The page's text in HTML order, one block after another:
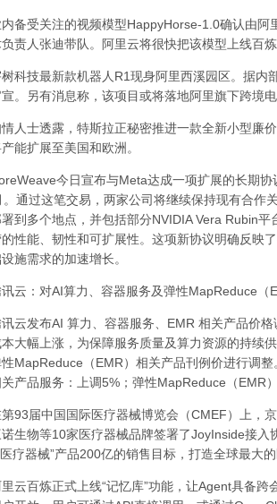
受关注的视频模型HappyHorse-1.0确认由阿
负责人张迪带队。阿里云将很快把该模型上线百
技最新款机器人R1现身阿里西溪园区。据内
。另有消息称，该项目或将落地阿里旗下跨境电
士透露，特斯拉正秘密推进一款全新小型廉
能扩展至美国和欧洲。
今日宣布与Meta达成一项扩展的长期协
。通过这笔交易，两家公司将继续保持现有合作
到多个地点，并包括部分NVIDIA Vera Rubin
性能、韧性和可扩展性。这项新协议明确反映
施需求的加速增长。
：对AI算力、容器服务及弹性MapReduce（
发布AI 算力、容器服务、EMR 相关产品价格
大幅上涨，为保障服务质量及算力资源的持续
MapReduce（EMR）相关产品刊例价进行调
产品服务：上调5%；弹性MapReduce（EMR
届中国国际医疗器械博览会（CMEF）上，京
生物等10家医疗器械品牌签署了JoyInside接
疗器械”产品200亿的销售目标，打造全球最大
百炼正式上线“记忆库”功能，让Agent具备跨